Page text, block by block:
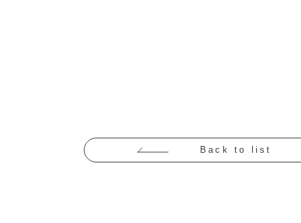
Back to list